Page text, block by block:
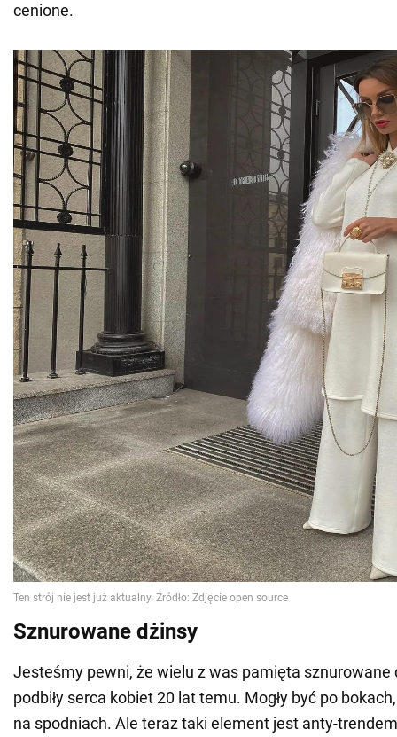
cenione.
Sznurowane dżinsy
Jesteśmy pewni, że wielu z was pamięta sznurowane
podbiły serca kobiet 20 lat temu. Mogły być po
na spodniach. Ale teraz taki element jest anty-